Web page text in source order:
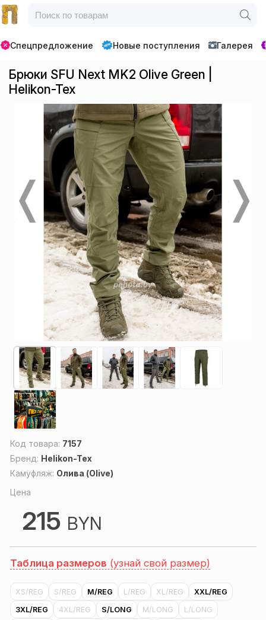
Спецпредложение Новые поступления Галерея
Брюки SFU Next MK2 Olive Green |
Helikon-Tex
Код товара: 7157
Бренд: Helikon-Tex
Камуфляж: Олива (Olive)
Цена
215 BYN
Таблица размеров (узнай свой размер)
XS/REG S/REG M/REG L/REG XL/REG
XXL/REG
3XL/REG
4XL/REG S/LONG M/LONG
L/LONG